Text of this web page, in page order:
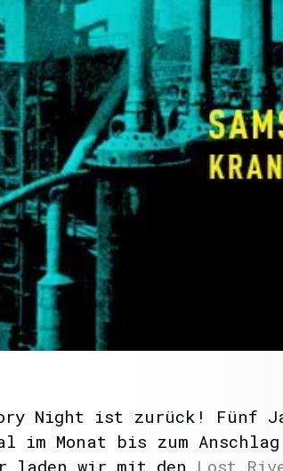
Night ist zurück! Fünf
im Monat bis zum
laden wir mit den Lost